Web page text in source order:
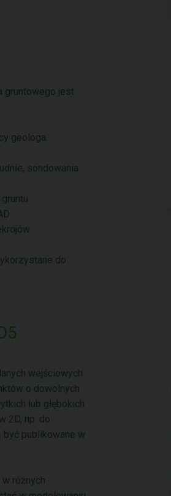
gruntowego jest
geologa:
sondowania
do
wejściowych
o dowolnych
lub głębokich
2D, np. do
publikowane w
różnych